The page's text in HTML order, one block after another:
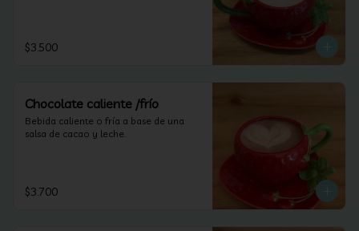
$3.500
Chocolate caliente /frío
Bebida caliente o fría a base de una
salsa de cacao y leche.
$3.700